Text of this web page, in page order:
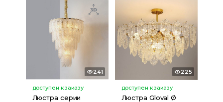
241
доступен к заказу
Люстра серии
225
доступен к заказу
Люстра Gloval Ø